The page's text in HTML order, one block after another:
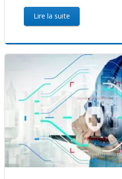
Lire la suite